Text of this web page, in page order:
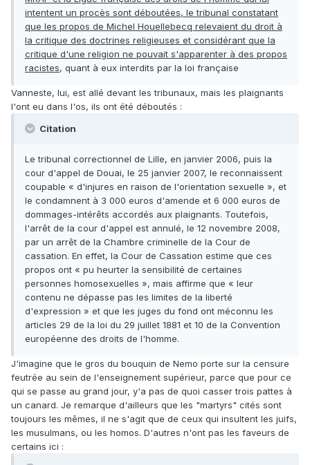
intentent un procès sont déboutées, le tribunal constatant
que les propos de Michel Houellebecq relevaient du droit à
la critique des doctrines religieuses et considérant que la
critique d'une religion ne pouvait s'apparenter à des propos
racistes, quant à eux interdits par la loi française
Vanneste, lui, est allé devant les tribunaux, mais les plaignants
l'ont eu dans l'os, ils ont été déboutés :
Citation
Le tribunal correctionnel de Lille, en janvier 2006, puis la
cour d'appel de Douai, le 25 janvier 2007, le reconnaissent
coupable « d'injures en raison de l'orientation sexuelle », et
le condamnent à 3 000 euros d'amende et 6 000 euros de
dommages-intérêts accordés aux plaignants. Toutefois,
l'arrêt de la cour d'appel est annulé, le 12 novembre 2008,
par un arrêt de la Chambre criminelle de la Cour de
cassation. En effet, la Cour de Cassation estime que ces
propos ont « pu heurter la sensibilité de certaines
personnes homosexuelles », mais affirme que « leur
contenu ne dépasse pas les limites de la liberté
d'expression » et que les juges du fond ont méconnu les
articles 29 de la loi du 29 juillet 1881 et 10 de la Convention
européenne des droits de l'homme.
J'imagine que le gros du bouquin de Nemo porte sur la censure
feutrée au sein de l'enseignement supérieur, parce que pour ce
qui se passe au grand jour, y'a pas de quoi casser trois pattes à
un canard. Je remarque d'ailleurs que les "martyrs" cités sont
toujours les mêmes, il ne s'agit que de ceux qui insultent les juifs,
les musulmans, ou les homos. D'autres n'ont pas les faveurs de
certains ici :